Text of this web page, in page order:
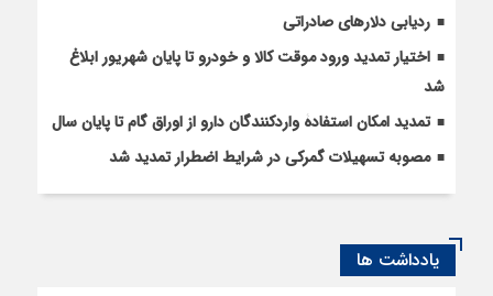
ردیابی دلارهای صادراتی
اختیار تمدید ورود موقت کالا و خودرو تا پایان شهریور ابلاغ
شد
تمدید امکان استفادۀ واردکنندگان دارو از اوراق گام تا پایان سال
مصوبه تسهیلات گمرکی در شرایط اضطرار تمدید شد
یادداشت ها